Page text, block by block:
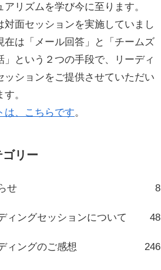
アリズムを学び今に至ります。
対面セッションを実施していまし
在は「メール回答」と「チームズ
」という２つの手段で、リーディ
ッションをご提供させていただい
。
は、こちらです。
ゴリー
せ 8
ィングセッションについて 48
ィングのご感想 246